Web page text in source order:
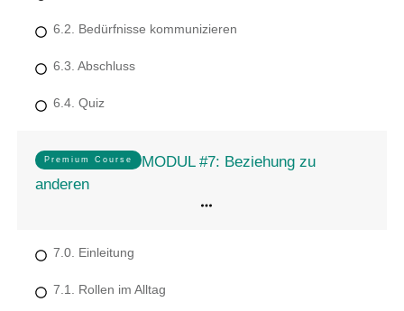
6.2. Bedürfnisse kommunizieren
6.3. Abschluss
6.4. Quiz
Premium Course
MODUL #7: Beziehung zu
anderen
7.0. Einleitung
7.1. Rollen im Alltag